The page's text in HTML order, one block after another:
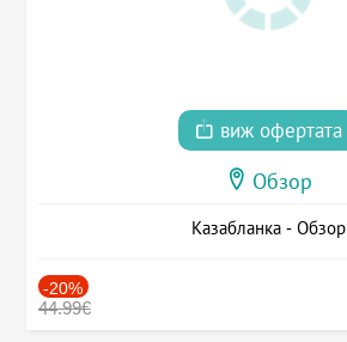
виж офертата
Обзор
Казабланка - Обзор
-20%
44.99€